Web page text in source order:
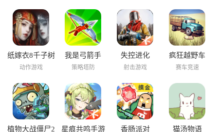
纸嫁衣8千子树
动作游戏
我是弓箭手
策略塔防
失控进化
射击游戏
疯狂越野车
赛车竞速
植物大战僵尸2
星痕共鸣手游 香肠派对 猫汤物语